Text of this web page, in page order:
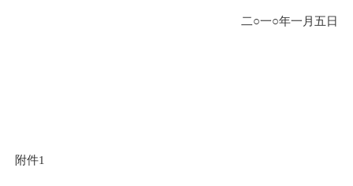
二○一○年一月五日
附件1